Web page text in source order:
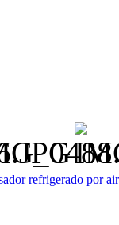
refrigerado por